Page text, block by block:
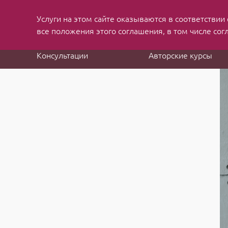
MBA applications
Консультации Авторские курсы
Услуги на этом сайте оказываются в соответствии
все положения этого соглашения, в том числе